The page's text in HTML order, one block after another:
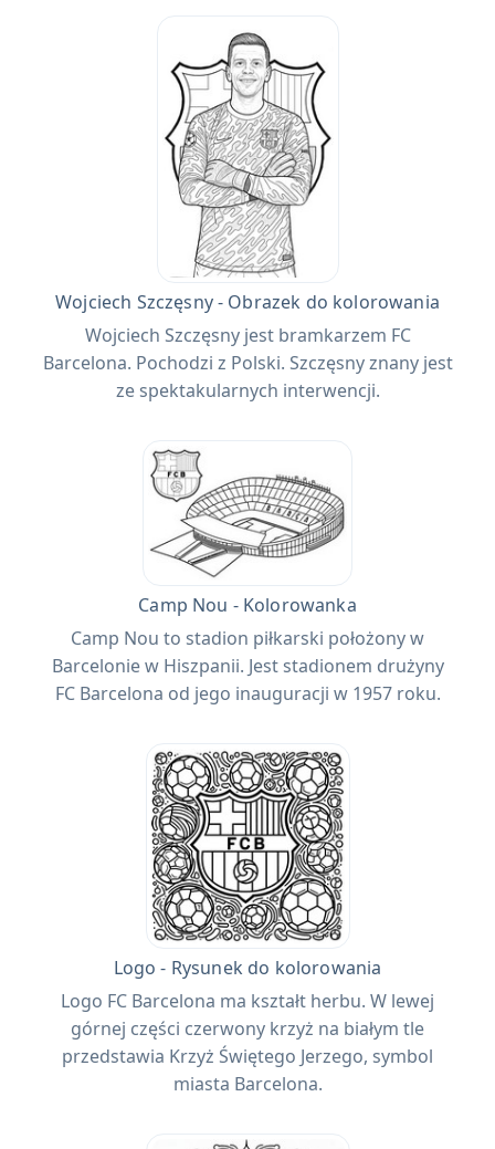
Wojciech Szczęsny - Obrazek do kolorowania
Wojciech Szczęsny jest bramkarzem FC
Barcelona. Pochodzi z Polski. Szczęsny znany jest
ze spektakularnych interwencji.
Camp Nou - Kolorowanka
Camp Nou to stadion piłkarski położony w
Barcelonie w Hiszpanii. Jest stadionem drużyny
FC Barcelona od jego inauguracji w 1957 roku.
Logo - Rysunek do kolorowania
Logo FC Barcelona ma kształt herbu. W lewej
górnej części czerwony krzyż na białym tle
przedstawia Krzyż Świętego Jerzego, symbol
miasta Barcelona.